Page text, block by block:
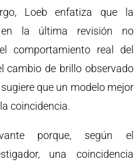
Loeb enfatiza que la
en la última revisión no
comportamiento real del
cambio de brillo observado
que un modelo mejor
coincidencia.
porque, según el
una coincidencia